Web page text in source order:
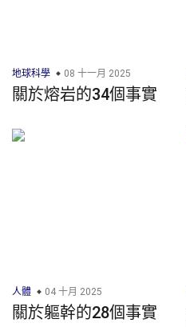
地球科學 08 十一月 2025
關於熔岩的34個事實
人體 04 十月 2025
關於軀幹的28個事實